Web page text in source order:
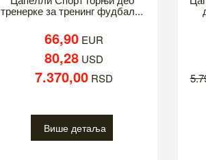
тренерке за тренинг фудбал...
66,90EUR
80,28USD
7.370,00RSD
Више детаља
Previous